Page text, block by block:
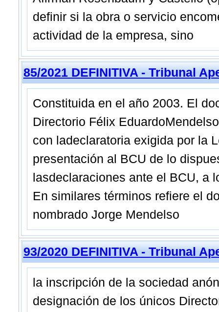
definir si la obra o servicio
actividad de la empresa, sino
85/2021 DEFINITIVA - Tribunal
Constituida en el año 2003. El
Directorio Félix
con ladeclaratoria exigida por la
presentación al BCU de lo
lasdeclaraciones ante el BCU, a
En similares términos refiere el
nombrado Jorge Mendelso
93/2020 DEFINITIVA - Tribunal
la inscripción de la sociedad
designación de los únicos